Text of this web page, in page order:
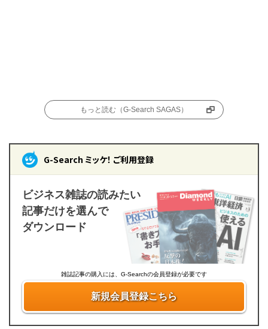
もっと読む（G-Search SAGAS）
G-Search ミッケ！ ご利用登録
ビジネス雑誌の読みたい
記事だけを選んで
ダウンロード
雑誌記事の購入には、G-Searchの会員登録が必要です
新規会員登録こちら